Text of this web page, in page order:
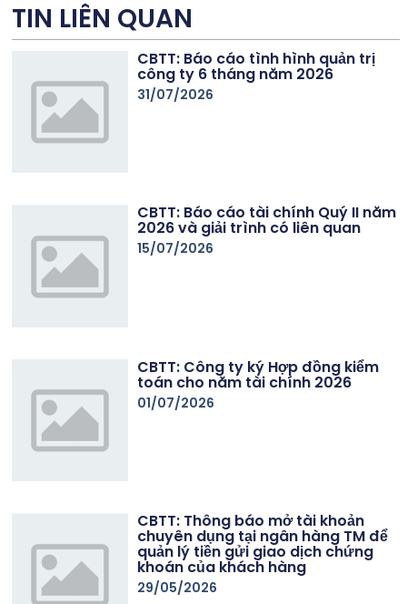
TIN LIÊN QUAN
CBTT: Báo cáo tình hình quản trị
công ty 6 tháng năm 2026
31/07/2026
CBTT: Báo cáo tài chính Quý II năm
2026 và giải trình có liên quan
15/07/2026
CBTT: Công ty ký Hợp đồng kiểm
toán cho năm tài chính 2026
01/07/2026
CBTT: Thông báo mở tài khoản
chuyên dụng tại ngân hàng TM để
quản lý tiền gửi giao dịch chứng
khoán của khách hàng
29/05/2026